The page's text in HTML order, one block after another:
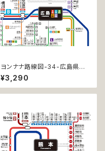
ヨンナナ路線図-34-広島県の
鉄道 (Hiroshima / デジタル /
LT-NC)
¥3,290